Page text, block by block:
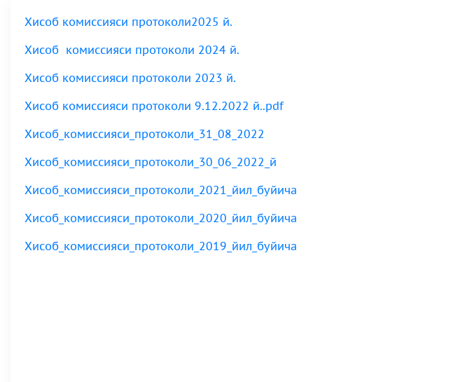
Хисоб комиссияси протоколи2025 й.
Хисоб комиссияси протоколи 2024 й.
Хисоб комиссияси протоколи 2023 й.
Хисоб комиссияси протоколи 9.12.2022 й..pdf
Хисоб_комиссияси_протоколи_31_08_2022
Хисоб_комиссияси_протоколи_30_06_2022_й
Xисоб_комиссияси_протоколи_2021_йил_буйича
Xисоб_комиссияси_протоколи_2020_йил_буйича
Xисоб_комиссияси_протоколи_2019_йил_буйича